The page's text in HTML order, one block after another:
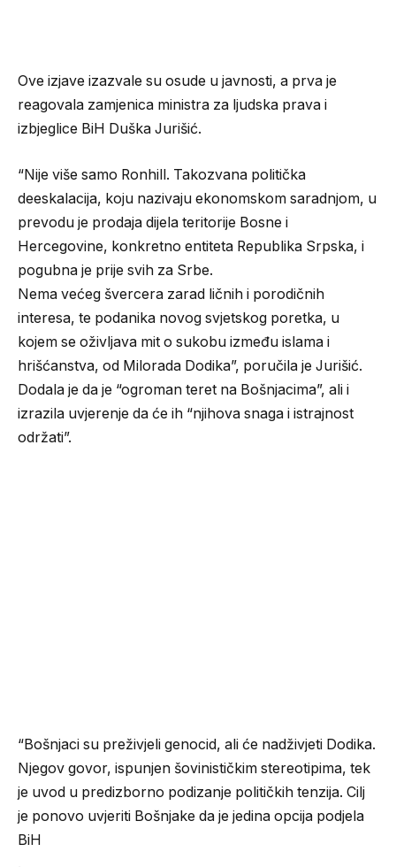
Ove izjave izazvale su osude u javnosti, a prva je
reagovala zamjenica ministra za ljudska prava i
izbjeglice BiH Duška Jurišić.
“Nije više samo Ronhill. Takozvana politička
deeskalacija, koju nazivaju ekonomskom saradnjom, u
prevodu je prodaja dijela teritorije Bosne i
Hercegovine, konkretno entiteta Republika Srpska, i
pogubna je prije svih za Srbe.
Nema većeg švercera zarad ličnih i porodičnih
interesa, te podanika novog svjetskog poretka, u
kojem se oživljava mit o sukobu između islama i
hrišćanstva, od Milorada Dodika”, poručila je Jurišić.
Dodala je da je “ogroman teret na Bošnjacima”, ali i
izrazila uvjerenje da će ih “njihova snaga i istrajnost
održati”.
“Bošnjaci su preživjeli genocid, ali će nadživjeti Dodika.
Njegov govor, ispunjen šovinističkim stereotipima, tek
je uvod u predizborno podizanje političkih tenzija. Cilj
je ponovo uvjeriti Bošnjake da je jedina opcija podjela
BiH